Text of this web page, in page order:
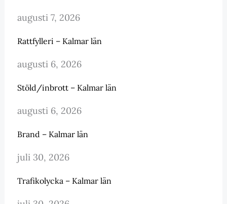
augusti 7, 2026
Rattfylleri – Kalmar län
augusti 6, 2026
Stöld/inbrott – Kalmar län
augusti 6, 2026
Brand – Kalmar län
juli 30, 2026
Trafikolycka – Kalmar län